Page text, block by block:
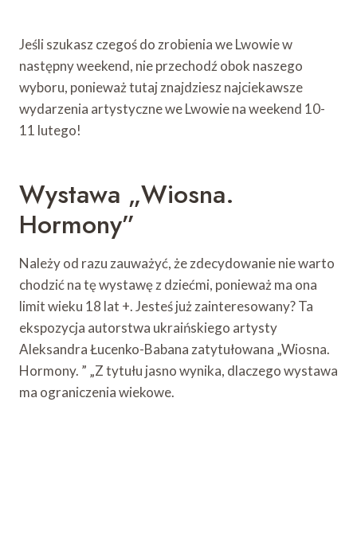
Jeśli szukasz czegoś do zrobienia we Lwowie w
następny weekend, nie przechodź obok naszego
wyboru, ponieważ tutaj znajdziesz najciekawsze
wydarzenia artystyczne we Lwowie na weekend 10-
11 lutego!
Wystawa „Wiosna.
Hormony”
Należy od razu zauważyć, że zdecydowanie nie warto
chodzić na tę wystawę z dziećmi, ponieważ ma ona
limit wieku 18 lat +. Jesteś już zainteresowany? Ta
ekspozycja autorstwa ukraińskiego artysty
Aleksandra Łucenko-Babana zatytułowana „Wiosna.
Hormony. ” „Z tytułu jasno wynika, dlaczego wystawa
ma ograniczenia wiekowe.